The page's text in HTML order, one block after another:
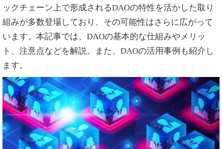
ックチェーン上で形成されるDAOの特性を活かした取り
組みが多数登場しており、その可能性はさらに広がって
います。本記事では、DAOの基本的な仕組みやメリッ
ト、注意点などを解説。また、DAOの活用事例も紹介し
ます。